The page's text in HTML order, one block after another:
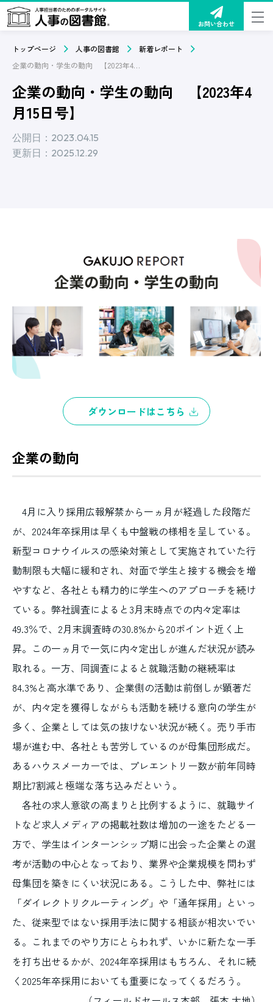
お問い合わせ
トップページ 人事の図書館
新着レポート
企業の動向・学生の動向 【2023年4月15日号】
企業の動向・学生の動向 【2023年4
月15日号】
公開日：2023.04.15
更新日：2025.12.29
ダウンロードはこちら
企業の動向
4月に入り採用広報解禁から一ヵ月が経過した段階だ
が、2024年卒採用は早くも中盤戦の様相を呈している。
新型コロナウイルスの感染対策として実施されていた行
動制限も大幅に緩和され、対面で学生と接する機会を増
やすなど、各社とも精力的に学生へのアプローチを続け
ている。弊社調査によると3月末時点での内々定率は
49.3％で、2月末調査時の30.8%から20ポイント近く上
昇。この一ヵ月で一気に内々定出しが進んだ状況が読み
取れる。一方、同調査によると就職活動の継続率は
84.3%と高水準であり、企業側の活動は前倒しが顕著だ
が、内々定を獲得しながらも活動を続ける意向の学生が
多く、企業としては気の抜けない状況が続く。売り手市
場が進む中、各社とも苦労しているのが母集団形成だ。
あるハウスメーカーでは、プレエントリー数が前年同時
期比7割減と極端な落ち込みだという。
各社の求人意欲の高まりと比例するように、就職サイ
トなど求人メディアの掲載社数は増加の一途をたどる一
方で、学生はインターンシップ期に出会った企業との選
考が活動の中心となっており、業界や企業規模を問わず
母集団を築きにくい状況にある。こうした中、弊社には
「ダイレクトリクルーティング」や「通年採用」といっ
た、従来型ではない採用手法に関する相談が相次いでい
る。これまでのやり方にとらわれず、いかに新たな一手
を打ち出せるかが、2024年卒採用はもちろん、それに続
く2025年卒採用においても重要になってくるだろう。